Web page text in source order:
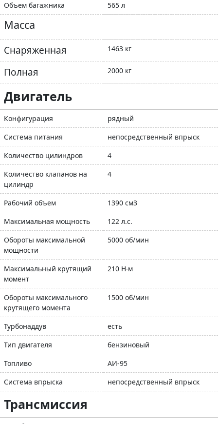
Объем багажника
565 л
Масса
Снаряженная 1463 кг
Полная 2000 кг
Двигатель
Конфигурация
рядный
Система питания
непосредственный впрыск
Количество цилиндров
4
Количество клапанов на
цилиндр
4
Рабочий объем
1390 см3
Максимальная мощность
122 л.с.
Обороты максимальной
мощности
5000 об/мин
Максимальный крутящий
момент
210 Н∙м
Обороты максимального
крутящего момента
1500 об/мин
Турбонаддув
есть
Тип двигателя
бензиновый
Топливо
АИ-95
Система впрыска
непосредственный впрыск
Трансмиссия